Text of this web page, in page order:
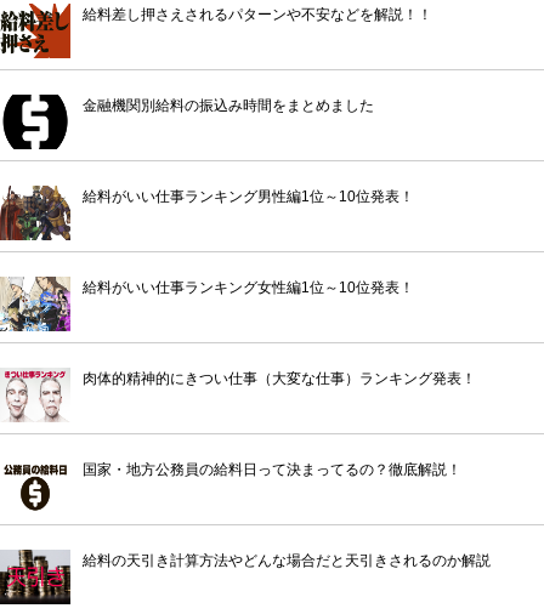
給料差し押さえされるパターンや不安などを解説！！
金融機関別給料の振込み時間をまとめました
給料がいい仕事ランキング男性編1位～10位発表！
給料がいい仕事ランキング女性編1位～10位発表！
肉体的精神的にきつい仕事（大変な仕事）ランキング発表！
国家・地方公務員の給料日って決まってるの？徹底解説！
給料の天引き計算方法やどんな場合だと天引きされるのか解説